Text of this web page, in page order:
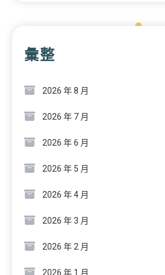
彙整
2026 年 8 月
2026 年 7 月
2026 年 6 月
2026 年 5 月
2026 年 4 月
2026 年 3 月
2026 年 2 月
2026 年 1 月